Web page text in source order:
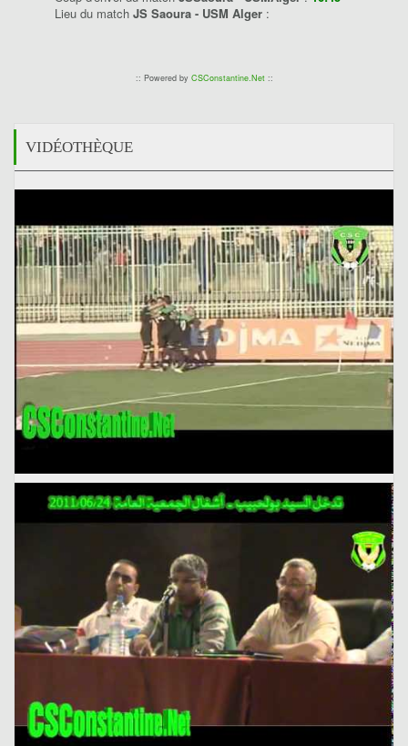
Lieu du match JS Saoura - USM Alger :
:: Powered by CSConstantine.Net::
VIDÉOTHÈQUE